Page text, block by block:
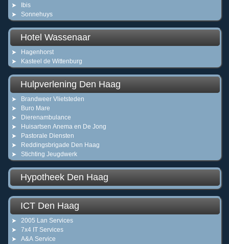
Ibis
Sonnehuys
Hotel Wassenaar
Hagenhorst
Kasteel de Wittenburg
Hulpverlening Den Haag
Brandweer Vlietsteden
Buro Mare
Dierenambulance
Huisartsen Anema en De Jong
Pastorale Diensten
Reddingsbrigade Den Haag
Stichting Jeugdwerk
Hypotheek Den Haag
ICT Den Haag
2005 Lan Services
7x4 IT Services
A&A Service